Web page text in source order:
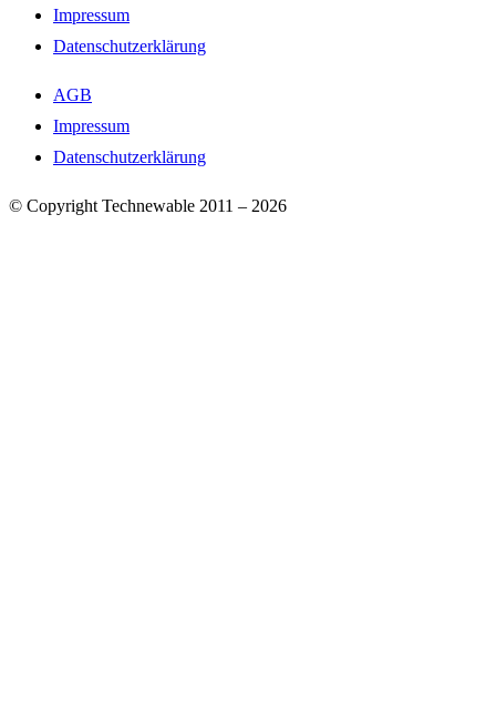
Impressum
Datenschutzerklärung
AGB
Impressum
Datenschutzerklärung
© Copyright Technewable 2011 – 2026